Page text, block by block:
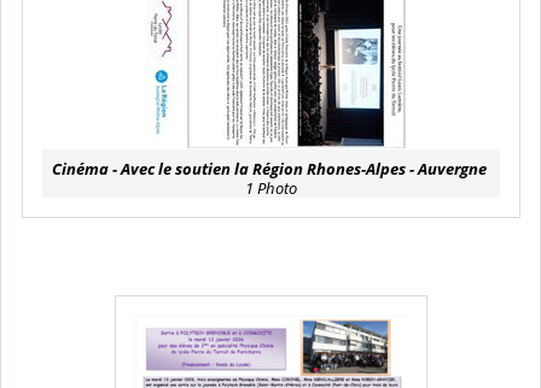
Cinéma - Avec le soutien la Région Rhones-Alpes - Auvergne
1 Photo